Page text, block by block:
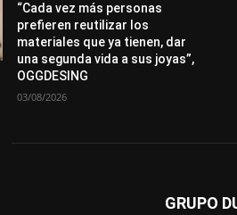
“Cada vez más personas
prefieren reutilizar los
materiales que ya tienen, dar
una segunda vida a sus joyas”,
OGGDESING
03/08/2026
GRUPO